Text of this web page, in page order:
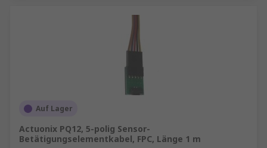
Auf Lager
Actuonix PQ12, 5-polig Sensor-
Betätigungselementkabel, FPC, Länge 1 m